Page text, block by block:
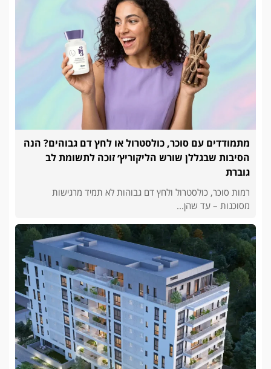
מתמודדים עם סוכר, כולסטרול או לחץ דם גבוהים? הנה
הסיבות שבגללן שורש הליקוריץ׳ זוכה לתשומת לב
גוברת
רמות סוכר, כולסטרול ולחץ דם גבוהות לא תמיד מרגישות
מסוכנות – עד שהן...